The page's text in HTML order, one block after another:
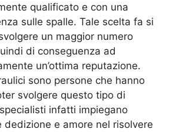
qualificato e con una
sulle spalle. Tale scelta fa si
un maggior numero
di conseguenza ad
un’ottima reputazione.
sono persone che hanno
svolgere questo tipo di
infatti impiegano
dedizione e amore nel risolvere